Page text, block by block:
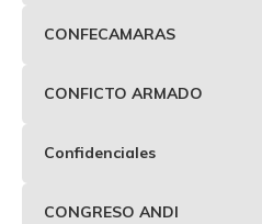
CONFECAMARAS
CONFICTO ARMADO
Confidenciales
CONGRESO ANDI